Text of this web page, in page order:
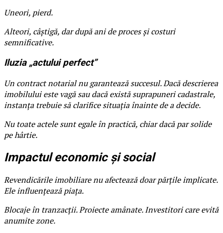
Uneori, pierd.
Alteori, câștigă, dar după ani de proces și costuri
semnificative.
Iluzia „actului perfect”
Un contract notarial nu garantează succesul. Dacă descrierea
imobilului este vagă sau dacă există suprapuneri cadastrale,
instanța trebuie să clarifice situația înainte de a decide.
Nu toate actele sunt egale în practică, chiar dacă par solide
pe hârtie.
Impactul economic și social
Revendicările imobiliare nu afectează doar părțile implicate.
Ele influențează piața.
Blocaje în tranzacții. Proiecte amânate. Investitori care evită
anumite zone.